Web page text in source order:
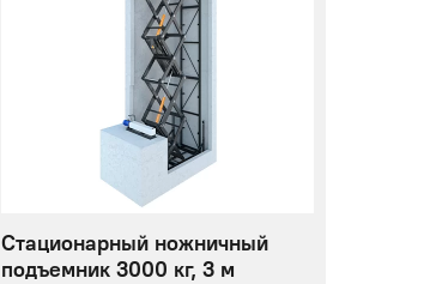
Стационарный ножничный
подъемник 3000 кг, 3 м